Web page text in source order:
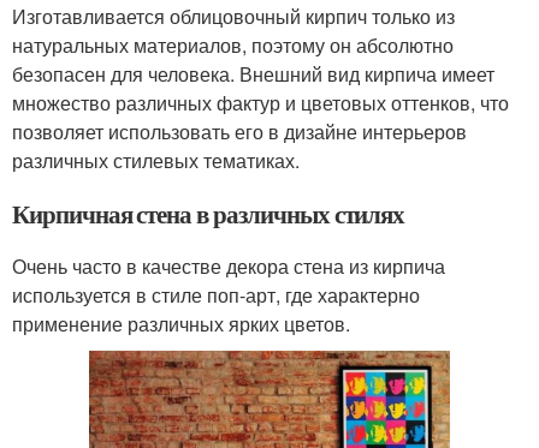
Изготавливается облицовочный кирпич только из
натуральных материалов, поэтому он абсолютно
безопасен для человека. Внешний вид кирпича имеет
множество различных фактур и цветовых оттенков, что
позволяет использовать его в дизайне интерьеров
различных стилевых тематиках.
Кирпичная стена в различных стилях
Очень часто в качестве декора стена из кирпича
используется в стиле поп-арт, где характерно
применение различных ярких цветов.